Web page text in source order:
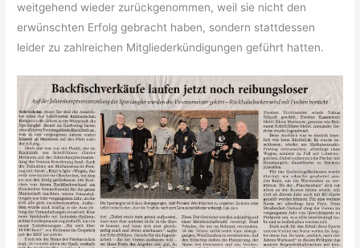
weitgehend wieder zurückgenommen, weil sie nicht den
erwünschten Erfolg gebracht haben, sondern stattdessen
leider zu zahlreichen Mitgliederkündigungen geführt hatten.